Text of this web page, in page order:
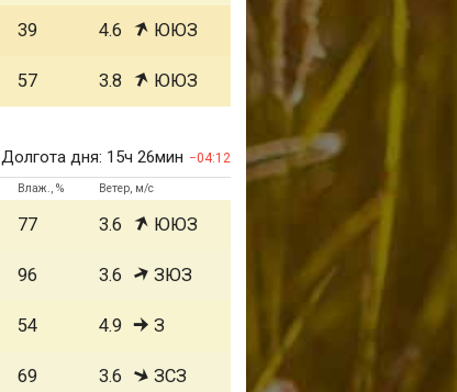
39 4.6 ЮЮЗ
57 3.8 ЮЮЗ
Долгота дня: 15ч 26мин 04:12
Влаж., % Ветер, м/с
77 3.6 ЮЮЗ
96 3.6 ЗЮЗ
54 4.9 З
69 3.6 ЗСЗ